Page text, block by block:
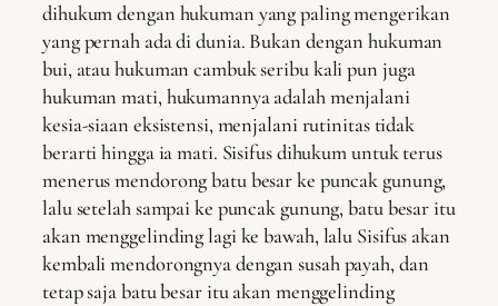
dihukum dengan hukuman yang paling mengerikan
yang pernah ada di dunia. Bukan dengan hukuman
bui, atau hukuman cambuk seribu kali pun juga
hukuman mati, hukumannya adalah menjalani
kesia-siaan eksistensi, menjalani rutinitas tidak
berarti hingga ia mati. Sisifus dihukum untuk terus
menerus mendorong batu besar ke puncak gunung,
lalu setelah sampai ke puncak gunung, batu besar itu
akan menggelinding lagi ke bawah, lalu Sisifus akan
kembali mendorongnya dengan susah payah, dan
tetap saja batu besar itu akan menggelinding